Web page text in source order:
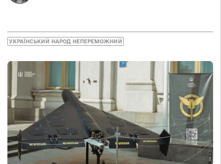
УКРАЇНСЬКИЙ НАРОД НЕПЕРЕМОЖНИЙ